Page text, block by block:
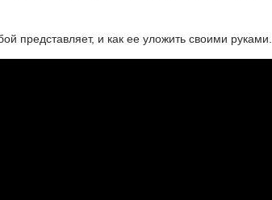
представляет, и как ее уложить своими руками.